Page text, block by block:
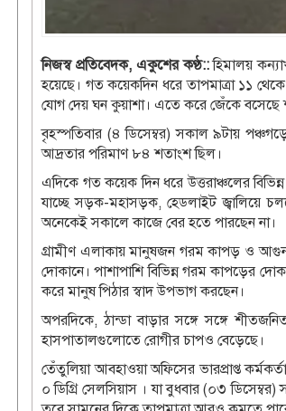
নিজস্ব প্রতিবেদক, একুশের কণ্ঠ::হিমালয়
হয়েছে। গত কয়েকদিন ধরে তাপমাত্রা ১১
যোগ দেয় ঘন কুয়াশা। এতে করে জেঁকে বসেছে
বৃহস্পতিবার (৪ ডিসেম্বর) সকাল ৯টায়
আদ্রতার পরিমাণ ৮৪ শতাংশ ছিল।
এদিকে গত কয়েক দিন ধরে উত্তরাঞ্চলের
যাচ্ছে সড়ক-মহাসড়ক, হেডলাইট জ্বালিয়ে
অনেকেই সকালে কাজে বের হতে পারছেন না।
গ্রামীণ এলাকায় মানুষজন গরম কাপড় ও আগুন
দোকানে। পাশাপাশি বিভিন্ন গরম কাপড়ের
করে মানুষ পিঠার স্বাদ উপভাগ করছেন।
অপরদিকে, ঠান্ডা বাড়ার সঙ্গে সঙ্গে
হাসপাতালগুলোতে রোগীর চাপও বেড়েছে।
তেঁতুলিয়া আবহাওয়া অফিসের ভারপ্রাপ্ত
০ ডিগ্রি সেলসিয়াস । যা বুধবার (০৩